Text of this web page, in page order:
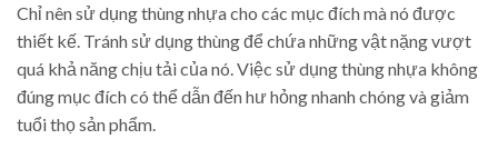
Chỉ nên sử dụng thùng nhựa cho các mục đích mà nó được
thiết kế. Tránh sử dụng thùng để chứa những vật nặng vượt
quá khả năng chịu tải của nó. Việc sử dụng thùng nhựa không
đúng mục đích có thể dẫn đến hư hỏng nhanh chóng và giảm
tuổi thọ sản phẩm.